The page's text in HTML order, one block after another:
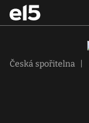
Česká spořitelna